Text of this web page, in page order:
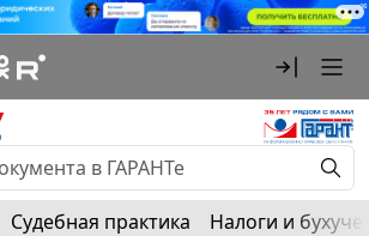
Судебная практика Налоги и